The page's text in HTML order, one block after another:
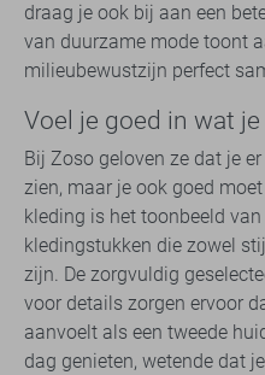
draag je ook bij aan een
van duurzame mode toont
milieubewustzijn perfect
Voel je goed in wat
Bij Zoso geloven ze dat je
zien, maar je ook goed
kleding is het toonbeeld
kledingstukken die zowel
zijn. De zorgvuldig
voor details zorgen ervoor
aanvoelt als een tweede
dag genieten, wetende dat